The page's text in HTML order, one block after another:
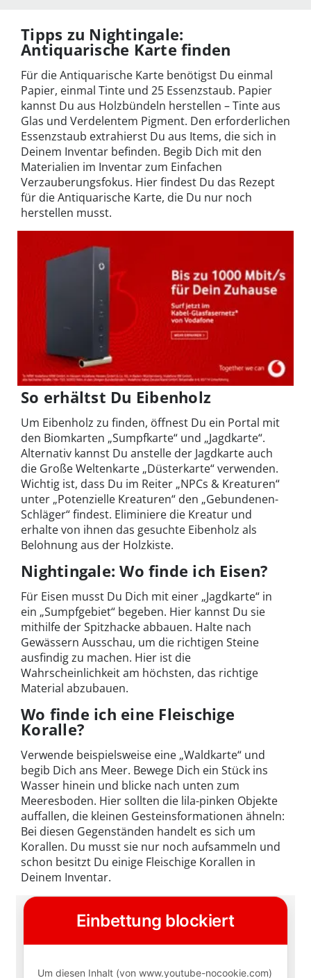
Tipps zu Nightingale:
Antiquarische Karte finden
Für die Antiquarische Karte benötigst Du einmal
Papier, einmal Tinte und 25 Essenzstaub. Papier
kannst Du aus Holzbündeln herstellen – Tinte aus
Glas und Verdelentem Pigment. Den erforderlichen
Essenzstaub extrahierst Du aus Items, die sich in
Deinem Inventar befinden. Begib Dich mit den
Materialien im Inventar zum Einfachen
Verzauberungsfokus. Hier findest Du das Rezept
für die Antiquarische Karte, die Du nur noch
herstellen musst.
So erhältst Du Eibenholz
Um Eibenholz zu finden, öffnest Du ein Portal mit
den Biomkarten „Sumpfkarte“ und „Jagdkarte“.
Alternativ kannst Du anstelle der Jagdkarte auch
die Große Weltenkarte „Düsterkarte“ verwenden.
Wichtig ist, dass Du im Reiter „NPCs & Kreaturen“
unter „Potenzielle Kreaturen“ den „Gebundenen-
Schläger“ findest. Eliminiere die Kreatur und
erhalte von ihnen das gesuchte Eibenholz als
Belohnung aus der Holzkiste.
Nightingale: Wo finde ich Eisen?
Für Eisen musst Du Dich mit einer „Jagdkarte“ in
ein „Sumpfgebiet“ begeben. Hier kannst Du sie
mithilfe der Spitzhacke abbauen. Halte nach
Gewässern Ausschau, um die richtigen Steine
ausfindig zu machen. Hier ist die
Wahrscheinlichkeit am höchsten, das richtige
Material abzubauen.
Wo finde ich eine Fleischige
Koralle?
Verwende beispielsweise eine „Waldkarte“ und
begib Dich ans Meer. Bewege Dich ein Stück ins
Wasser hinein und blicke nach unten zum
Meeresboden. Hier sollten die lila-pinken Objekte
auffallen, die kleinen Gesteinsformationen ähneln:
Bei diesen Gegenständen handelt es sich um
Korallen. Du musst sie nur noch aufsammeln und
schon besitzt Du einige Fleischige Korallen in
Deinem Inventar.